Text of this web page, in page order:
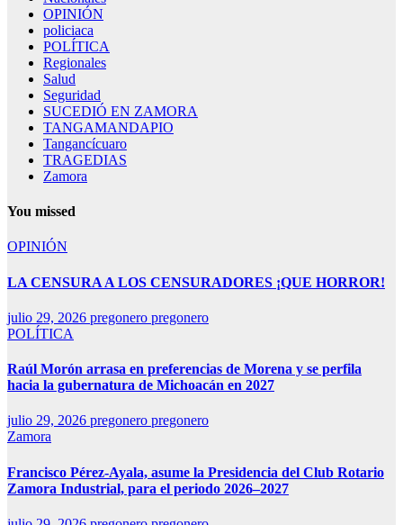
OPINIÓN
policiaca
POLÍTICA
Regionales
Salud
Seguridad
SUCEDIÓ EN ZAMORA
TANGAMANDAPIO
Tangancícuaro
TRAGEDIAS
Zamora
You missed
OPINIÓN
LA CENSURA A LOS CENSURADORES ¡QUE HORROR!
julio 29, 2026 pregonero pregonero
POLÍTICA
Raúl Morón arrasa en preferencias de Morena y se perfila
hacia la gubernatura de Michoacán en 2027
julio 29, 2026 pregonero pregonero
Zamora
Francisco Pérez-Ayala, asume la Presidencia del Club Rotario
Zamora Industrial, para el periodo 2026–2027